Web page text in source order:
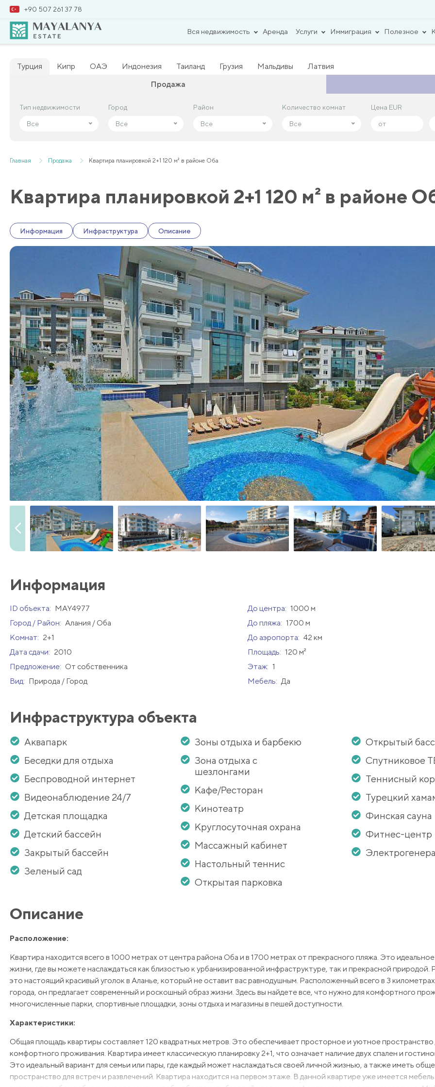
+90 507 261 37 78
Вся недвижимость Аренда Услуги Иммиграция Полезное
Турция Кипр ОАЭ Индонезия Таиланд Грузия Мальдивы
Латвия
Продажа
Тип недвижимости
Все
Город
Все
Район
Все
Количество комнат
Все
Цена EUR
Тип недвижимости
Все
Город
Все
Район
Все
Количество комнат
Все
Цена EUR
Главная Продажа Квартира планировкой 2+1 120 м² в районе Оба
Квартира планировкой 2+1 120 м² в районе
Информация Инфраструктура Описание
Информация
ID объекта: MAY4977 До центра: 1000 м
Город / Район: Алания / Оба До пляжа: 1700 м
Комнат: 2+1 До аэропорта: 42 км
Дата сдачи: 2010 Площадь: 120 м²
Предложение: От собственника Этаж: 1
Вид: Природа / Город Мебель: Да
Инфраструктура объекта
Аквапарк
Беседки для отдыха
Беспроводной интернет
Видеонаблюдение 24/7
Детская площадка
Детский бассейн
Закрытый бассейн
Зеленый сад
Зоны отдыха и барбекю
Зона отдыха с
шезлонгами
Кафе/Ресторан
Кинотеатр
Круглосуточная охрана
Массажный кабинет
Настольный теннис
Открытая парковка
Открытый
Спутниковое
Теннисный
Турецкий
Финская сауна
Фитнес-центр
Описание
Расположение:
Квартира находится всего в 1000 метрах от центра района Оба и в 1700 метрах от прекрасного пляжа. Это
жизни, где вы можете наслаждаться как близостью к урбанизированной инфраструктуре, так и прекрасной
это настоящий красивый уголок в Аланье, который не оставит вас равнодушным. Расположенный всего в 3
города, он предлагает современный и роскошный образ жизни. Здесь вы найдете все, что нужно для комфортного
многочисленные парки, спортивные площадки, зоны отдыха и магазины в пешей доступности.
Характеристики:
Общая площадь квартиры составляет 120 квадратных метров. Это обеспечивает просторное и уютное пространство
комфортного проживания. Квартира имеет классическую планировку 2+1, что означает наличие двух спален и
Это идеальный вариант для семьи или пары, где каждый может наслаждаться своей личной жизнью, а также иметь
пространство для встреч и развлечений. Квартира находится на первом этаже. В данной квартире уже имеется